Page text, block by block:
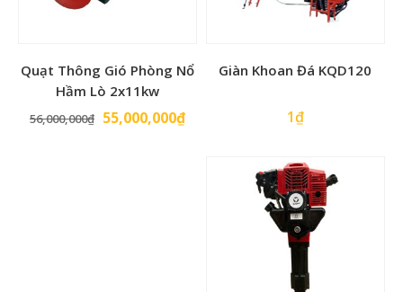
Quạt Thông Gió Phòng Nổ
Hầm Lò 2x11kw
56,000,000₫ Giá
55,000,000₫Giá
55,000,000₫.
Giàn Khoan Đá KQD120
1₫